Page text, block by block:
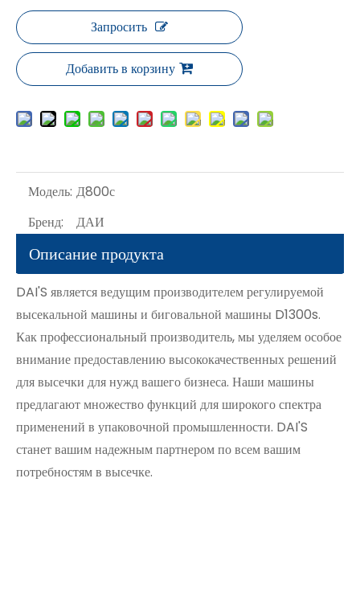
Запросить
Добавить в корзину
Модель: Д800с
Бренд:
ДАИ
Описание продукта
DAI'S является ведущим производителем регулируемой
высекальной машины и биговальной машины D1300s.
Как профессиональный производитель, мы уделяем особое
внимание предоставлению высококачественных решений
для высечки для нужд вашего бизнеса. Наши машины
предлагают множество функций для широкого спектра
применений в упаковочной промышленности. DAI'S
станет вашим надежным партнером по всем вашим
потребностям в высечке.